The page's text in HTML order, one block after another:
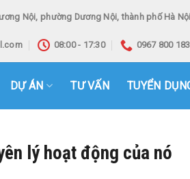
Nội, phường Dương Nội, thành phố Hà
08:00 - 17:30 0967 800 183
DỰ ÁN TƯ VẤN TUYỂN
lý hoạt động của nó